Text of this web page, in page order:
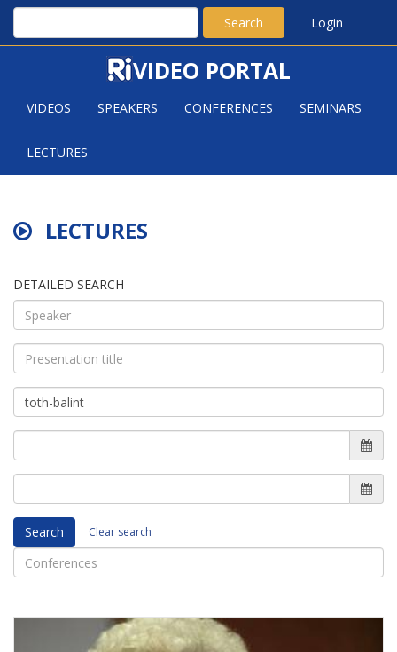
Search Login
VIDEO PORTAL
VIDEOS SPEAKERS CONFERENCES SEMINARS
LECTURES
LECTURES
DETAILED SEARCH
Search Clear search